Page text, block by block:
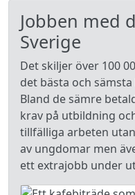
Jobben med
Sverige
Det skiljer över 100
det bästa och
Bland de sämre
krav på utbildning
tillfälliga arbeten
av ungdomar men
ett extrajobb under